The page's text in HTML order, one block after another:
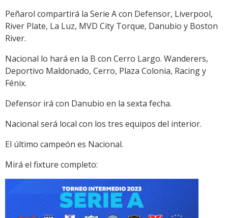
Peñarol compartirá la Serie A con Defensor, Liverpool,
River Plate, La Luz, MVD City Torque, Danubio y Boston
River.
Nacional lo hará en la B con Cerro Largo. Wanderers,
Deportivo Maldonado, Cerro, Plaza Colonia, Racing y
Fénix.
Defensor irá con Danubio en la sexta fecha.
Nacional será local con los tres equipos del interior.
El último campeón es Nacional.
Mirá el fixture completo: